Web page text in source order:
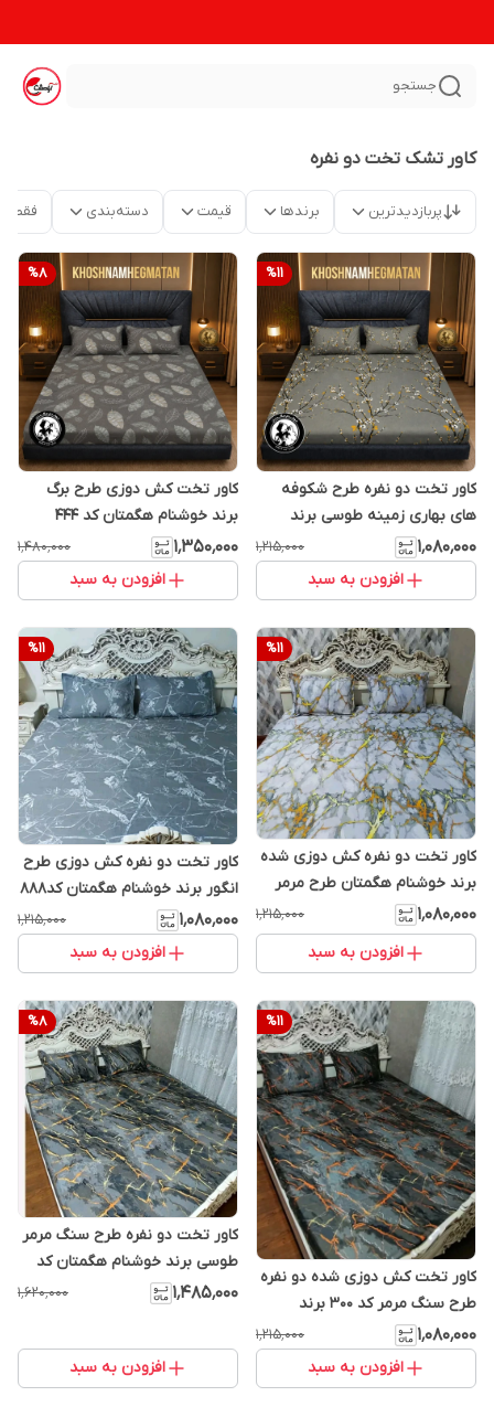
جستجو
کاور تشک تخت دو نفره
پربازدیدترین برندها قیمت دسته‌بندی فقط
%11
کاور تخت دو نفره طرح شکوفه
های بهاری زمینه طوسی برند
خوشنام هگمتان کد 300
۱٬۰۸۰٬۰۰۰ ۱٬۲۱۵٬۰۰۰
افزودن به سبد
%8
کاور تخت کش دوزی طرح برگ
برند خوشنام هگمتان کد 444
۱٬۳۵۰٬۰۰۰ ۱٬۴۸۰٬۰۰۰
افزودن به سبد
%11
کاور تخت دو نفره کش دوزی شده
برند خوشنام هگمتان طرح مرمر
سفید کد 001
۱٬۰۸۰٬۰۰۰ ۱٬۲۱۵٬۰۰۰
افزودن به سبد
%11
کاور تخت دو نفره کش دوزی طرح
انگور برند خوشنام هگمتان کد888
۱٬۰۸۰٬۰۰۰ ۱٬۲۱۵٬۰۰۰
افزودن به سبد
%11
کاور تخت کش دوزی شده دو نفره
طرح سنگ مرمر کد 300 برند
خوشنام هگمتان
۱٬۰۸۰٬۰۰۰ ۱٬۲۱۵٬۰۰۰
افزودن به سبد
%8
کاور تخت دو نفره طرح سنگ مرمر
طوسی برند خوشنام هگمتان کد
002
۱٬۴۸۵٬۰۰۰ ۱٬۶۲۰٬۰۰۰
افزودن به سبد